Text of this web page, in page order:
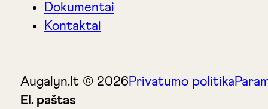
Dokumentai
Kontaktai
Augalyn.lt © 2026Privatumo politika
El. paštas